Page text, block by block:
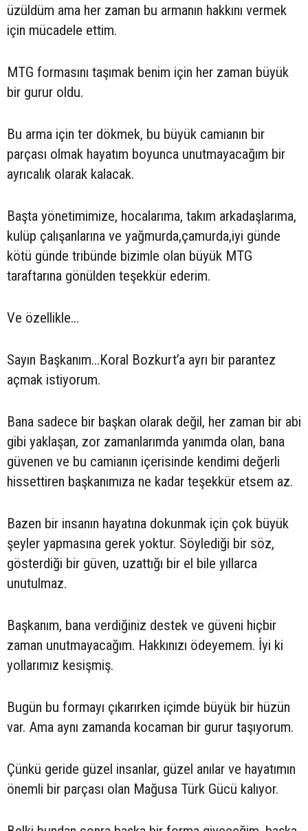
üzüldüm ama her zaman bu armanın hakkını vermek
için mücadele ettim.
MTG formasını taşımak benim için her zaman büyük
bir gurur oldu.
Bu arma için ter dökmek, bu büyük camianın bir
parçası olmak hayatım boyunca unutmayacağım bir
ayrıcalık olarak kalacak.
Başta yönetimimize, hocalarıma, takım arkadaşlarıma,
kulüp çalışanlarına ve yağmurda,çamurda,iyi günde
kötü günde tribünde bizimle olan büyük MTG
taraftarına gönülden teşekkür ederim.
Ve özellikle…
Sayın Başkanım...Koral Bozkurt’a ayrı bir parantez
açmak istiyorum.
Bana sadece bir başkan olarak değil, her zaman bir abi
gibi yaklaşan, zor zamanlarımda yanımda olan, bana
güvenen ve bu camianın içerisinde kendimi değerli
hissettiren başkanımıza ne kadar teşekkür etsem az.
Bazen bir insanın hayatına dokunmak için çok büyük
şeyler yapmasına gerek yoktur. Söylediği bir söz,
gösterdiği bir güven, uzattığı bir el bile yıllarca
unutulmaz.
Başkanım, bana verdiğiniz destek ve güveni hiçbir
zaman unutmayacağım. Hakkınızı ödeyemem. İyi ki
yollarımız kesişmiş.
Bugün bu formayı çıkarırken içimde büyük bir hüzün
var. Ama aynı zamanda kocaman bir gurur taşıyorum.
Çünkü geride güzel insanlar, güzel anılar ve hayatımın
önemli bir parçası olan Mağusa Türk Gücü kalıyor.